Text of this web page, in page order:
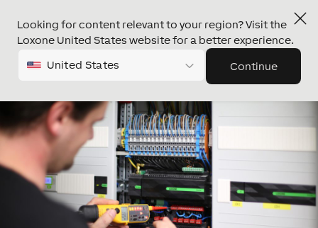
Looking for content relevant to your region? Visit the
Loxone United States website for a better experience.
United States Continue